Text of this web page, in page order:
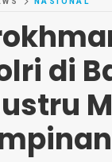
di